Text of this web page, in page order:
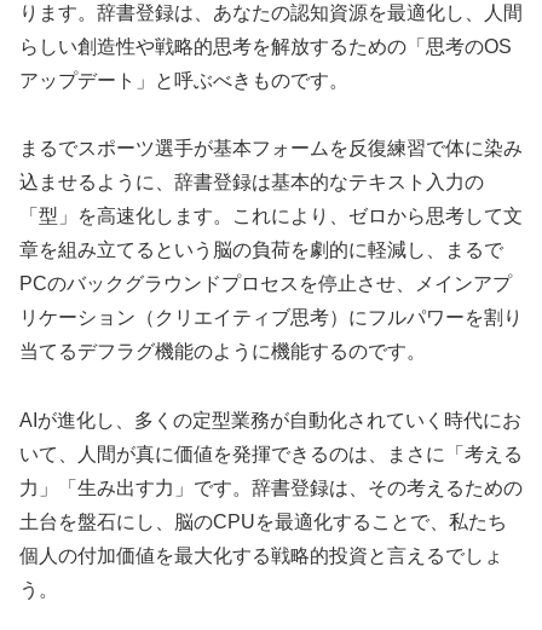
ります。辞書登録は、あなたの認知資源を最適化し、人間
らしい創造性や戦略的思考を解放するための「思考のOS
アップデート」と呼ぶべきものです。
まるでスポーツ選手が基本フォームを反復練習で体に染み
込ませるように、辞書登録は基本的なテキスト入力の
「型」を高速化します。これにより、ゼロから思考して文
章を組み立てるという脳の負荷を劇的に軽減し、まるで
PCのバックグラウンドプロセスを停止させ、メインアプ
リケーション（クリエイティブ思考）にフルパワーを割り
当てるデフラグ機能のように機能するのです。
AIが進化し、多くの定型業務が自動化されていく時代にお
いて、人間が真に価値を発揮できるのは、まさに「考える
力」「生み出す力」です。辞書登録は、その考えるための
土台を盤石にし、脳のCPUを最適化することで、私たち
個人の付加価値を最大化する戦略的投資と言えるでしょ
う。